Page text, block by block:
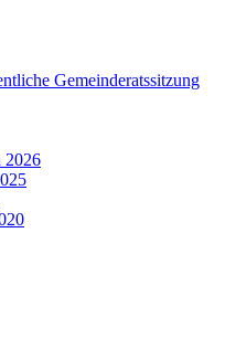
Gemeinderatssitzung
2026